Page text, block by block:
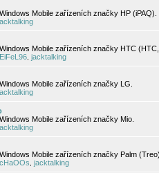
Mobile zařízeních značky HP (iPAQ).
Mobile zařízeních značky HTC
EiFeL96 jacktalking
Mobile zařízeních značky LG.
Mobile zařízeních značky Mio.
Mobile zařízeních značky Palm (Treo).
cHaOOs jacktalking